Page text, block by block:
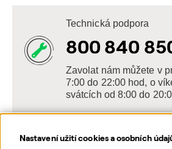
Nastavení užití cookies a osobních
Technická podpora
800 840
Zavolat nám můžete v
7:00 do 22:00 hod, o
svátcích od 8:00 do
Napište nám